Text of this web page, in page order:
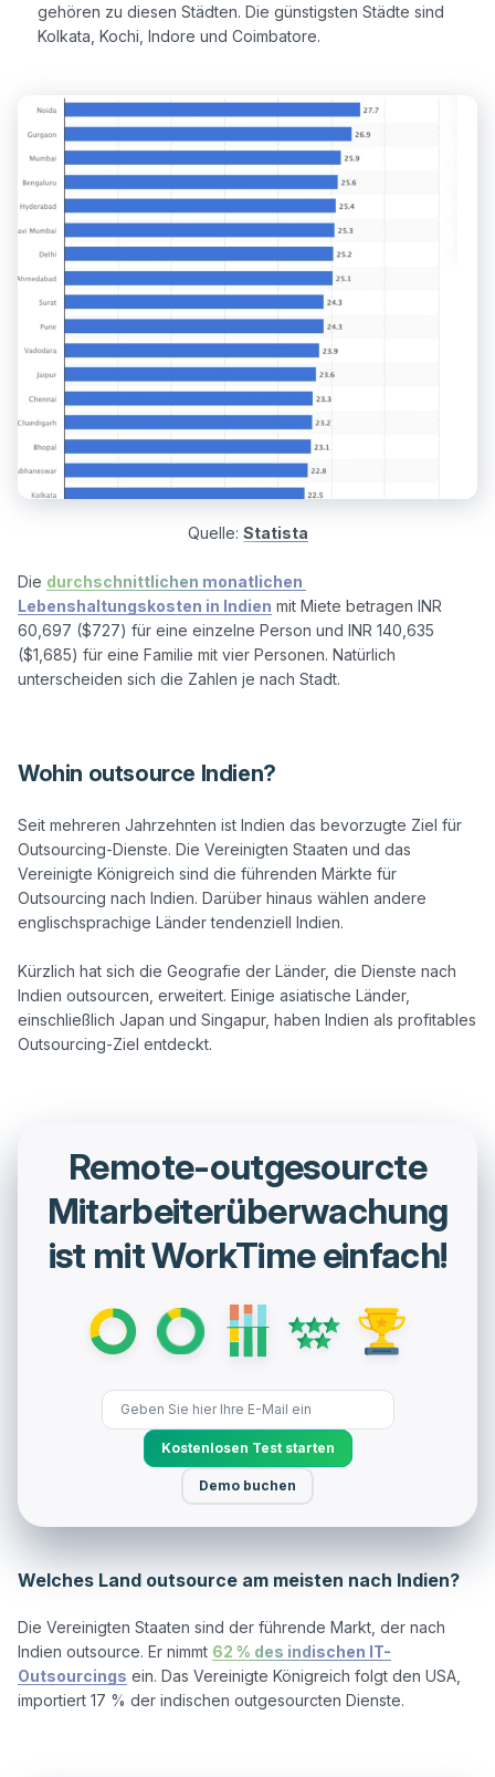
gehören zu diesen Städten. Die günstigsten Städte sind
Kolkata, Kochi, Indore und Coimbatore.
Quelle: Statista
Die durchschnittlichen monatlichen
Lebenshaltungskosten in Indien mit Miete betragen INR
60,697 ($727) für eine einzelne Person und INR 140,635
($1,685) für eine Familie mit vier Personen. Natürlich
unterscheiden sich die Zahlen je nach Stadt.
Wohin outsource Indien?
Seit mehreren Jahrzehnten ist Indien das bevorzugte Ziel für
Outsourcing-Dienste. Die Vereinigten Staaten und das
Vereinigte Königreich sind die führenden Märkte für
Outsourcing nach Indien. Darüber hinaus wählen andere
englischsprachige Länder tendenziell Indien.
Kürzlich hat sich die Geografie der Länder, die Dienste nach
Indien outsourcen, erweitert. Einige asiatische Länder,
einschließlich Japan und Singapur, haben Indien als profitables
Remote-outgesourcte
Mitarbeiterüberwachung
ist mit WorkTime einfach!
Kostenlosen Test starten
Demo buchen
Welches Land outsource am meisten nach Indien?
Die Vereinigten Staaten sind der führende Markt, der nach
Indien outsource. Er nimmt 62 % des indischen IT-
Outsourcings ein. Das Vereinigte Königreich folgt den USA,
importiert 17 % der indischen outgesourcten Dienste.